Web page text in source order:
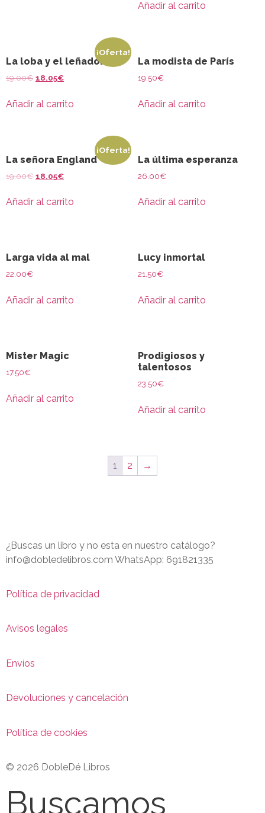
Añadir al carrito
¡Oferta!
La loba y el leñador
19.00€ 18.05€
Añadir al carrito
La modista de París
19.50€
Añadir al carrito
¡Oferta!
La señora England
19.00€ 18.05€
Añadir al carrito
La última esperanza
26.00€
Añadir al carrito
Larga vida al mal
22.00€
Añadir al carrito
Lucy inmortal
21.50€
Añadir al carrito
Mister Magic
17.50€
Añadir al carrito
Prodigiosos y
talentosos
23.50€
Añadir al carrito
1 2 →
¿Buscas un libro y no esta en nuestro catálogo?
info@dobledelibros.com WhatsApp: 691821335
Política de privacidad
Avisos legales
Envíos
Devoluciones y cancelación
Política de cookies
© 2026 DobleDé Libros
Buscamos